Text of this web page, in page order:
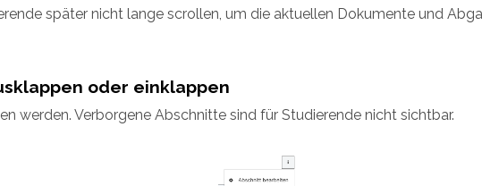
später nicht lange scrollen, um die aktuellen Dokumente und
oder einklappen
werden. Verborgene Abschnitte sind für Studierende nicht sichtbar.